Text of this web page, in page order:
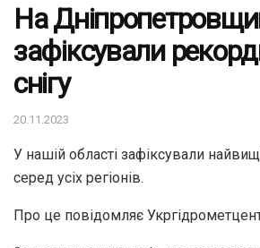
На
зафіксували
снігу
20.11.2023
У нашій області зафіксували
серед усіх регіонів.
Про це повідомляє